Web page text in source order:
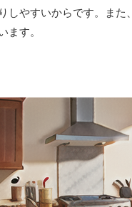
しやすいからです。ま
ます。